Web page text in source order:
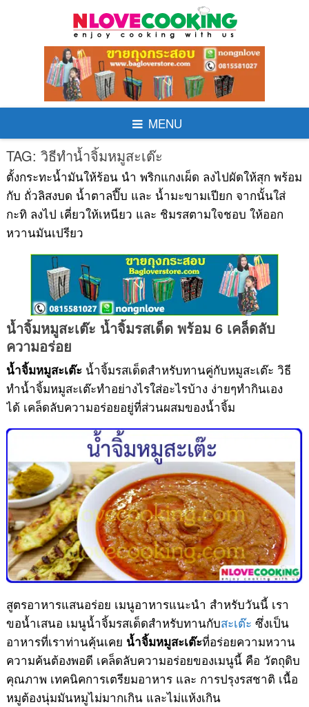
MENU
TAG: วิธีทำน้ำจิ้มหมูสะเต๊ะ
ตั้งกระทะน้ำมันให้ร้อน นำ พริกแกงเผ็ด ลงไปผัดให้สุก พร้อม
กับ ถั่วลิสงบด น้ำตาลปี๊บ และ น้ำมะขามเปียก จากนั้นใส่
กะทิ ลงไป เคี่ยวให้เหนียว และ ชิมรสตามใจชอบ ให้ออก
หวานมันเปรียว
น้ำจิ้ม
น้ำจิ้มหมูสะเต๊ะ น้ำจิ้มรสเด็ด พร้อม 6 เคล็ดลับ
ความอร่อย
น้ำจิ้มหมูสะเต๊ะน้ำจิ้มรสเด็ดสำหรับทานคู่กับหมูสะเต๊ะ วิธี
ทำน้ำจิ้มหมูสะเต๊ะทำอย่างไรใส่อะไรบ้าง ง่ายๆทำกินเอง
ได้ เคล็ดลับความอร่อยอยู่ที่ส่วนผสมของน้ำจิ้ม
สูตรอาหารแสนอร่อย เมนูอาหารแนะนำ สำหรับวันนี้ เรา
ขอน้ำเสนอ เมนูน้ำจิ้มรสเด็ดสำหรับทานกับสะเต๊ะ ซึ่งเป็น
อาหารที่เราท่านคุ้นเคย น้ำจิ้มหมูสะเต๊ะที่อร่อยความหวาน
ความค้นต้องพอดี เคล็ดลับความอร่อยของเมนูนี้ คือ วัตถุดิบ
คุณภาพ เทคนิคการเตรียมอาหาร และ การปรุงรสชาติ เนื้อ
หมูต้องนุ่มมันหมูไม่มากเกิน และไม่แห้งเกิน